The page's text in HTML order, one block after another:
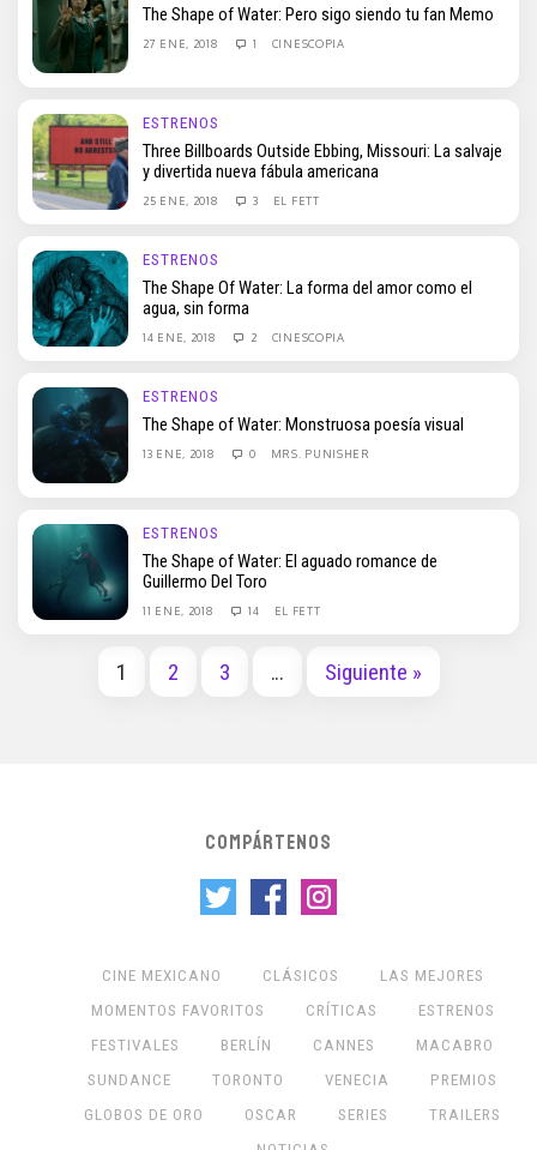
The Shape of Water: Pero sigo siendo tu fan Memo
27 ENE, 2018 1 CINESCOPIA
ESTRENOS
Three Billboards Outside Ebbing, Missouri: La salvaje
y divertida nueva fábula americana
25 ENE, 2018 3 EL FETT
ESTRENOS
The Shape Of Water: La forma del amor como el
agua, sin forma
14 ENE, 2018 2 CINESCOPIA
ESTRENOS
The Shape of Water: Monstruosa poesía visual
13 ENE, 2018 0 MRS. PUNISHER
ESTRENOS
The Shape of Water: El aguado romance de
Guillermo Del Toro
11 ENE, 2018 14 EL FETT
1 2 3 … Siguiente »
COMPÁRTENOS
CINE MEXICANO CLÁSICOS
LAS MEJORES
MOMENTOS FAVORITOS
CRÍTICAS
ESTRENOS
FESTIVALES
BERLÍN CANNES
MACABRO
SUNDANCE
TORONTO VENECIA
PREMIOS
GLOBOS DE ORO
OSCAR SERIES
TRAILERS